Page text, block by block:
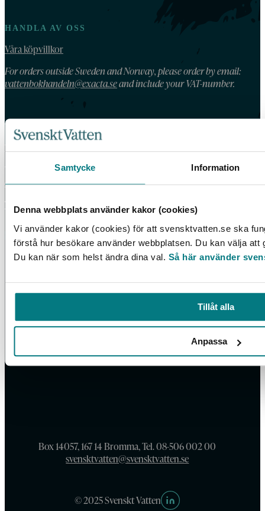
Samtycke Information
Denna webbplats använder kakor (cookies)
Vi använder kakor (cookies) för att svensktvatten.se ska
förstå hur besökare använder webbplatsen. Du kan välja att
Du kan när som helst ändra dina val. Så här använder
Tillåt alla
Anpassa
HANDLA AV OSS
Våra köpvillkor
For orders outside Sweden and Norway, please order by email:
vattenbokhandeln@exacta.seand include your VAT-number.
VATTENBOKHANDELN
Vattenbokhandeln ägs och drivs av Svenskt Vatten.
Vi behandlar dina personuppgifter enligt Svenskt Vattens
dataskyddspolicy.
Tillgänglighetsredogörelse
Box 14057, 167 14 Bromma, Tel. 08-506 002 00
svensktvatten@svensktvatten.se
© 2025 Svenskt Vatten